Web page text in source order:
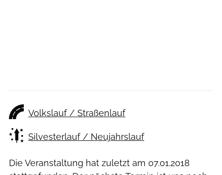
Volkslauf / Straßenlauf
Silvesterlauf / Neujahrslauf
Die Veranstaltung hat zuletzt am 07.01.2018